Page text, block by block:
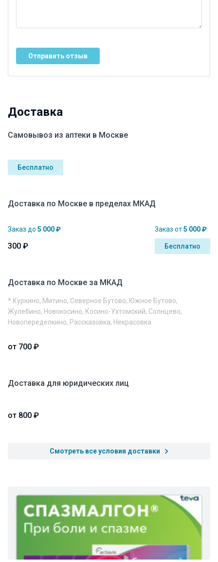
Отправить отзыв
Доставка
Самовывоз из аптеки в Москве
Бесплатно
Доставка по Москве в пределах МКАД
Заказ до 5 000 ₽
300 ₽
Заказ от5 000 ₽
Бесплатно
Доставка по Москве за МКАД
* Куркино, Митино, Северное Бутово, Южное Бутово,
Жулебино, Новокосино, Косино-Ухтомский, Солнцево,
Новопеределкино, Рассказовка, Некрасовка
от 700 ₽
Доставка для юридических лиц
от 800 ₽
Смотреть все условия доставки